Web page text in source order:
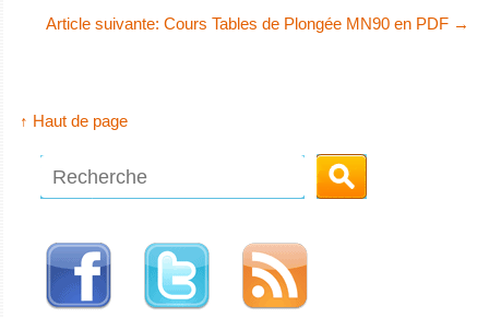
Article suivante: Cours Tables de Plongée MN90 en PDF →
↑ Haut de page